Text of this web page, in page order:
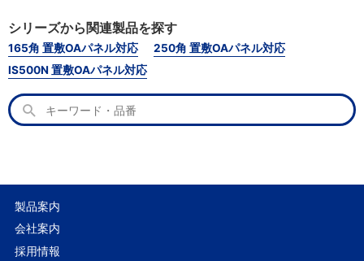
シリーズから関連製品を探す
165角 置敷OAパネル対応
250角 置敷OAパネル対応
IS500N 置敷OAパネル対応
製品案内
会社案内
採用情報